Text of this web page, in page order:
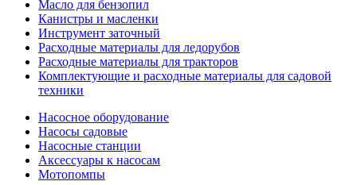
Масло для бензопил
Канистры и масленки
Инструмент заточный
Расходные материалы для ледорубов
Расходные материалы для тракторов
Комплектующие и расходные материалы для садовой
техники
Насосное оборудование
Насосы садовые
Насосные станции
Аксессуары к насосам
Мотопомпы